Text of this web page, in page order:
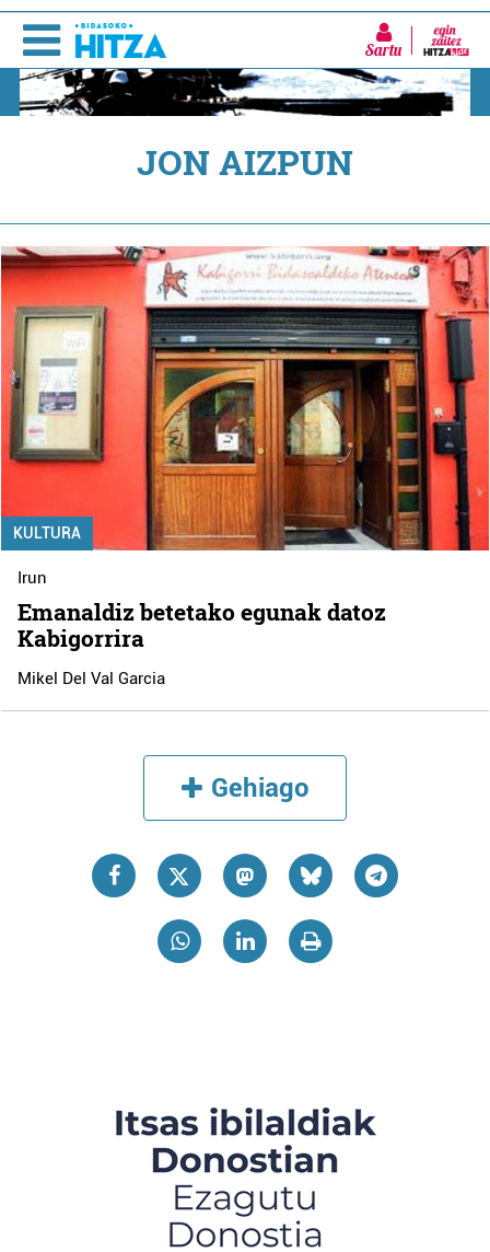
Sartu
JON AIZPUN
KULTURA
Irun
Emanaldiz betetako egunak datoz
Kabigorrira
Mikel Del Val Garcia
Gehiago